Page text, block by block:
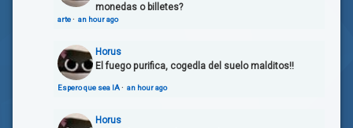
monedas o billetes?
arte· an hour ago
Horus
El fuego purifica, cogedla del suelo malditos!!
Espero que sea IA· an hour ago
Horus